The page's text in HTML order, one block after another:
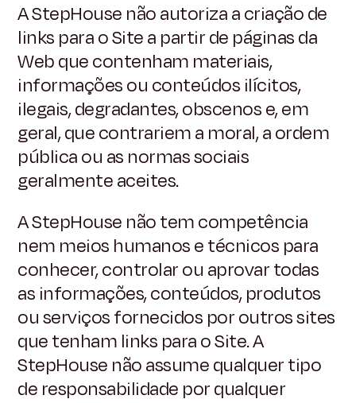
A StepHouse não autoriza a criação de
links para o Site a partir de páginas da
Web que contenham materiais,
informações ou conteúdos ilícitos,
ilegais, degradantes, obscenos e, em
geral, que contrariem a moral, a ordem
pública ou as normas sociais
geralmente aceites.
A StepHouse não tem competência
nem meios humanos e técnicos para
conhecer, controlar ou aprovar todas
as informações, conteúdos, produtos
ou serviços fornecidos por outros sites
que tenham links para o Site. A
StepHouse não assume qualquer tipo
de responsabilidade por qualquer